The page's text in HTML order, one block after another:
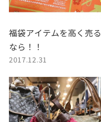
福袋アイテムを高く売る
なら！！
2017.12.31